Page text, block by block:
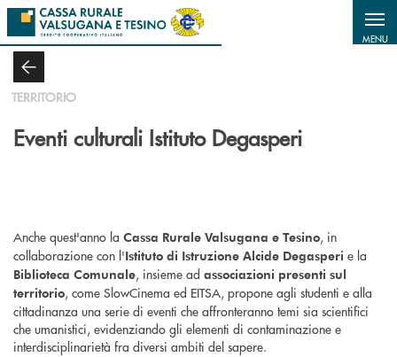
Salta al contenuto principale
MENU
TERRITORIO
Eventi culturali Istituto Degasperi
Anche quest'anno la Cassa Rurale Valsugana e Tesino, in
collaborazione con l'Istituto di Istruzione Alcide Degasperi e la
Biblioteca Comunale, insieme ad associazioni presenti sul
territorio, come SlowCinema ed EITSA, propone agli studenti e alla
cittadinanza una serie di eventi che affronteranno temi sia scientifici
che umanistici, evidenziando gli elementi di contaminazione e
interdisciplinarietà fra diversi ambiti del sapere.